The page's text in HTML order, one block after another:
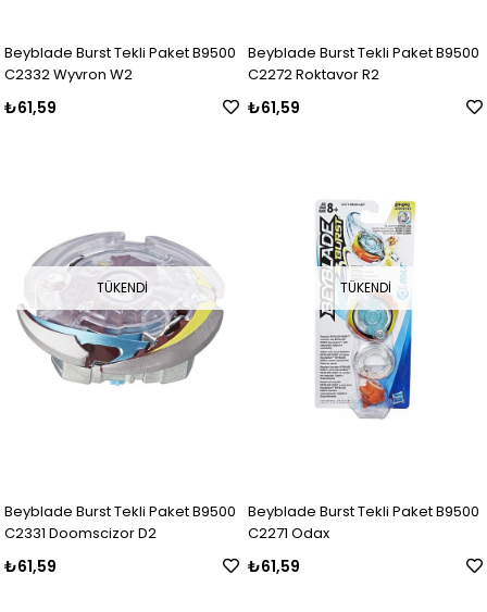
Beyblade Burst Tekli Paket B9500
C2332 Wyvron W2
₺61,59
Beyblade Burst Tekli Paket B9500
C2272 Roktavor R2
₺61,59
TÜKENDI
Beyblade Burst Tekli Paket B9500
C2331 Doomscizor D2
₺61,59
TÜKENDI
Beyblade Burst Tekli Paket B9500
C2271 Odax
₺61,59